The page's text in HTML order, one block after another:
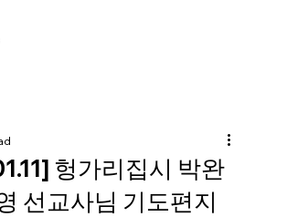
헝가리집시 박완
선교사님 기도편지